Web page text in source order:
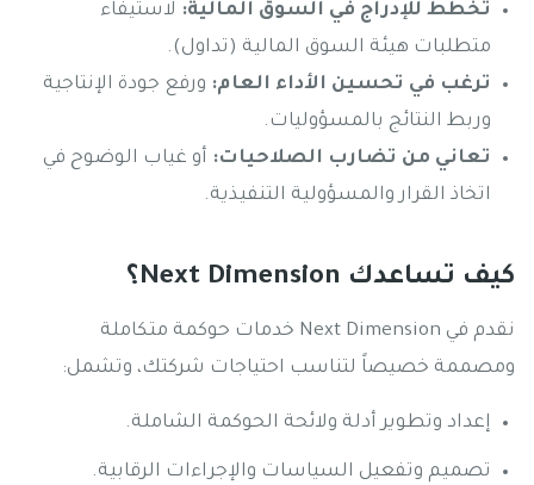
تخطط للإدراج في السوق المالية: لاستيفاء
متطلبات هيئة السوق المالية (تداول).
ترغب في تحسين الأداء العام: ورفع جودة الإنتاجية
وربط النتائج بالمسؤوليات.
تعاني من تضارب الصلاحيات: أو غياب الوضوح في
اتخاذ القرار والمسؤولية التنفيذية.
كيف تساعدك Next Dimension؟
نقدم في Next Dimension خدمات حوكمة متكاملة
ومصممة خصيصاً لتناسب احتياجات شركتك، وتشمل:
إعداد وتطوير أدلة ولائحة الحوكمة الشاملة.
تصميم وتفعيل السياسات والإجراءات الرقابية.